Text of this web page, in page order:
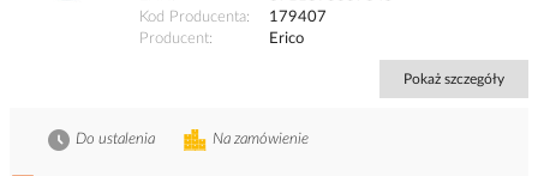
Kod Producenta
179407
Producent
Erico
Pokaż szczegóły
Na zamówienie
Do ustalenia